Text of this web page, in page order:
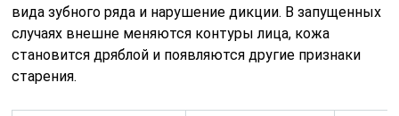
вида зубного ряда и нарушение дикции. В запущенных
случаях внешне меняются контуры лица, кожа
становится дряблой и появляются другие признаки
старения.